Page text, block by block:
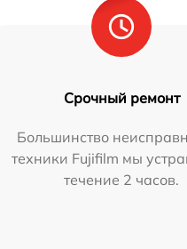
Срочный ремонт
Большинство
техники Fujifilm мы
течение 2 часов.